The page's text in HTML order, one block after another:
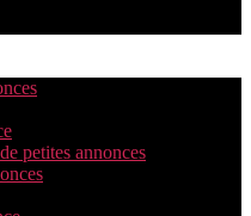
petites annonces